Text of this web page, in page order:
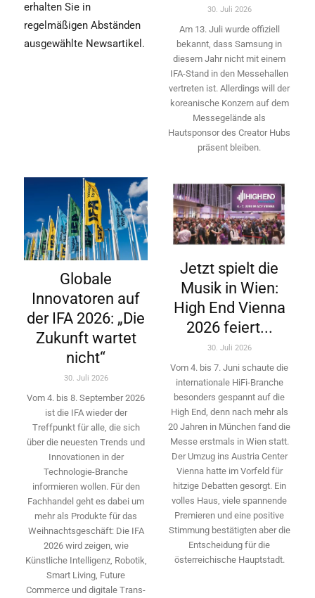
erhalten Sie in
regelmäßigen Abständen
ausgewählte Newsartikel.
30. Juli 2026
Am 13. Juli wurde offiziell
bekannt, dass Samsung in
diesem Jahr nicht mit einem
IFA-Stand in den Messehallen
vertreten ist. Allerdings will ­der
koreanische Konzern auf dem
Messegelände als
Hautsponsor des Creator Hubs
präsent bleiben.
Globale
Innovatoren auf
der IFA 2026: „Die
Zukunft wartet
nicht“
30. Juli 2026
Vom 4. bis 8. September 2026
ist die IFA wieder der
Treffpunkt für alle, die sich
über die neuesten Trends und
Innovationen in der
Technologie-­Branche
informieren wollen. Für den
Fachhandel geht es dabei um
mehr als Produkte für das
Weihnachtsgeschäft: Die IFA
2026 wird ­zeigen, wie
Künstliche Intelligenz, Robotik,
Smart Living, Future
Commerce und digitale Trans­
Jetzt spielt die
Musik in Wien:
High End Vienna
2026 feiert...
30. Juli 2026
Vom 4. bis 7. Juni schaute die
internationale HiFi-Branche
besonders gespannt auf die
High End, denn nach mehr als
20 Jahren in München fand die
Messe erstmals in Wien statt.
Der Umzug ins Austria Center
Vienna hatte im Vorfeld für
hitzige Debatten gesorgt. Ein
volles Haus, viele spannende
Premieren und eine positive
Stimmung bestätigten aber die
Entscheidung für die
österreichische Hauptstadt.